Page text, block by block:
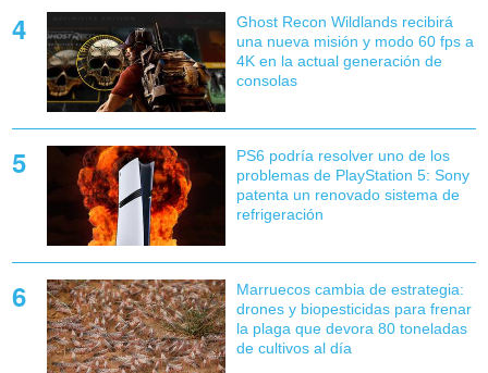
Ghost Recon Wildlands recibirá
una nueva misión y modo 60 fps a
4K en la actual generación de
consolas
PS6 podría resolver uno de los
problemas de PlayStation 5: Sony
patenta un renovado sistema de
refrigeración
Marruecos cambia de estrategia:
drones y biopesticidas para frenar
la plaga que devora 80 toneladas
de cultivos al día